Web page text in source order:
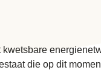
die op dit